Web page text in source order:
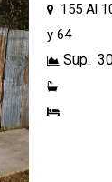
155 Al
y 64
Sup.